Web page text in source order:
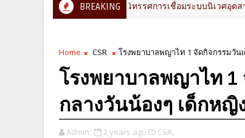
BREAKING
ขนคอนเทนต์-นิทรรศการเชื่อมระบบนิเวศอุตสาหกรรมก่อสร้าง
Home CSR โรงพยาบาลพญาไท 1 จัดกิจกรรมวัน
โรงพยาบาลพญาไท 1
กลางวันน้องๆ เด็กหญิ
Admin 2 years ago CSR,